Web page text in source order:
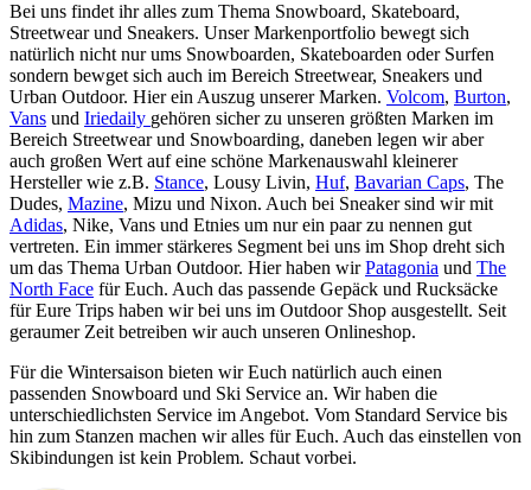
Bei uns findet ihr alles zum Thema Snowboard, Skateboard,
Streetwear und Sneakers. Unser Markenportfolio bewegt sich
natürlich nicht nur ums Snowboarden, Skateboarden oder Surfen
sondern bewget sich auch im Bereich Streetwear, Sneakers und
Urban Outdoor. Hier ein Auszug unserer Marken. Volcom, Burton,
Vans und Iriedaily gehören sicher zu unseren größten Marken im
Bereich Streetwear und Snowboarding, daneben legen wir aber
auch großen Wert auf eine schöne Markenauswahl kleinerer
Hersteller wie z.B. Stance, Lousy Livin, Huf, Bavarian Caps, The
Dudes, Mazine, Mizu und Nixon. Auch bei Sneaker sind wir mit
Adidas, Nike, Vans und Etnies um nur ein paar zu nennen gut
vertreten. Ein immer stärkeres Segment bei uns im Shop dreht sich
um das Thema Urban Outdoor. Hier haben wirPatagonia und The
North Face für Euch. Auch das passende Gepäck und Rucksäcke
für Eure Trips haben wir bei uns im Outdoor Shop ausgestellt. Seit
geraumer Zeit betreiben wir auch unseren Onlineshop.
Für die Wintersaison bieten wir Euch natürlich auch einen
passenden Snowboard und Ski Service an. Wir haben die
unterschiedlichsten Service im Angebot. Vom Standard Service bis
hin zum Stanzen machen wir alles für Euch. Auch das einstellen von
Skibindungen ist kein Problem. Schaut vorbei.